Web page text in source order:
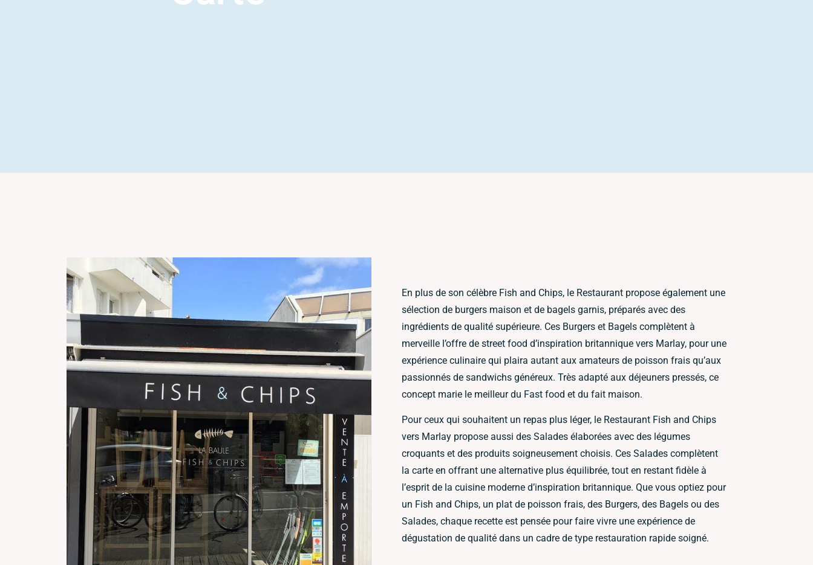
En plus de son célèbre Fish and Chips, le Restaurant propose également une
sélection de burgers maison et de bagels garnis, préparés avec des
ingrédients de qualité supérieure. Ces Burgers et Bagels complètent à
merveille l’offre de street food d’inspiration britannique vers Marlay, pour une
expérience culinaire qui plaira autant aux amateurs de poisson frais qu’aux
passionnés de sandwichs généreux. Très adapté aux déjeuners pressés, ce
concept marie le meilleur du Fast food et du fait maison.
Pour ceux qui souhaitent un repas plus léger, le Restaurant Fish and Chips
vers Marlay propose aussi des Salades élaborées avec des légumes
croquants et des produits soigneusement choisis. Ces Salades complètent
la carte en offrant une alternative plus équilibrée, tout en restant fidèle à
l’esprit de la cuisine moderne d’inspiration britannique. Que vous optiez pour
un Fish and Chips, un plat de poisson frais, des Burgers, des Bagels ou des
Salades, chaque recette est pensée pour faire vivre une expérience de
dégustation de qualité dans un cadre de type restauration rapide soigné.